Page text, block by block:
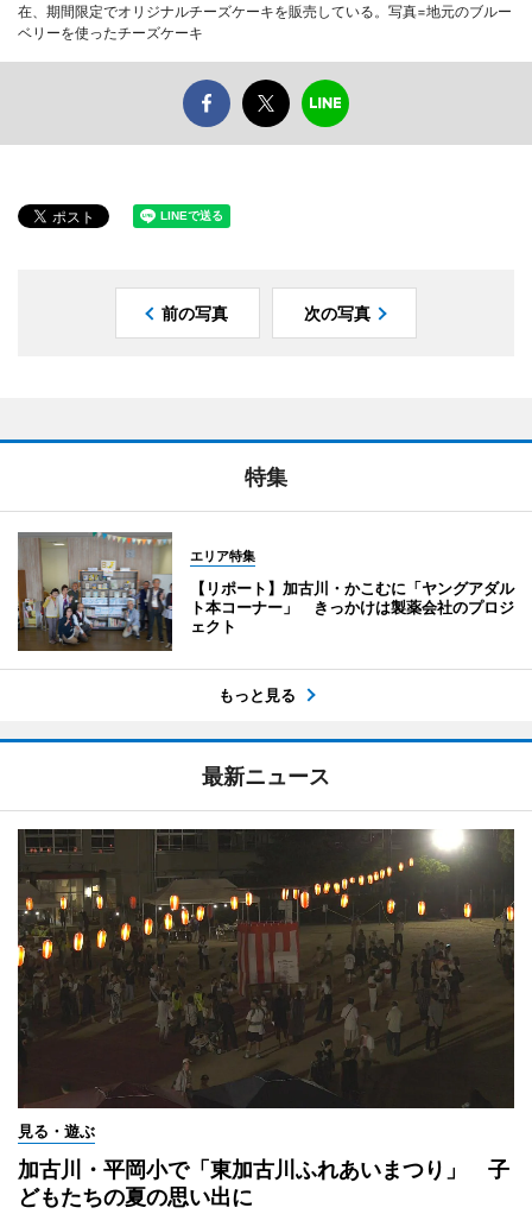
在、期間限定でオリジナルチーズケーキを販売している。写真=地元のブルー
ベリーを使ったチーズケーキ
前の写真 次の写真
特集
エリア特集
【リポート】加古川・かこむに「ヤングアダル
ト本コーナー」 きっかけは製薬会社のプロジ
ェクト
もっと見る
最新ニュース
見る・遊ぶ
加古川・平岡小で「東加古川ふれあいまつり」 子
どもたちの夏の思い出に